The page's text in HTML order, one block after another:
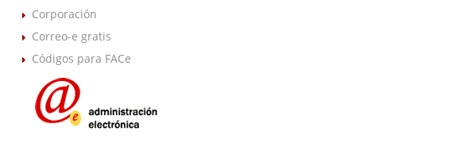
Corporación
Correo-e gratis
Códigos para FACe